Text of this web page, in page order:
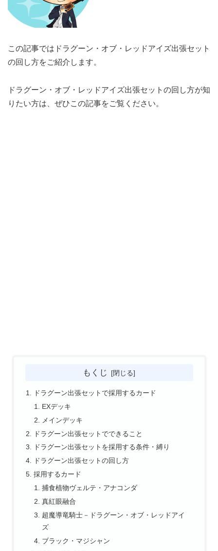
この記事ではドラグーン・オブ・レッドアイズ出張セット
の回し方をご紹介します。
ドラグーン・オブ・レッドアイズ出張セットの回し方が知
りたい方は、ぜひこの記事をご覧ください。
もくじ
ドラグーン出張セットで採用するカード
EXデッキ
メインデッキ
ドラグーン出張セットでできること
ドラグーン出張セットを採用する条件・縛り
ドラグーン出張セットの回し方
採用するカード
捕食植物ヴェルテ・アナコンダ
真紅眼融合
超魔導竜騎士－ドラグーン・オブ・レッドアイ
ズ
ブラック・マジシャン